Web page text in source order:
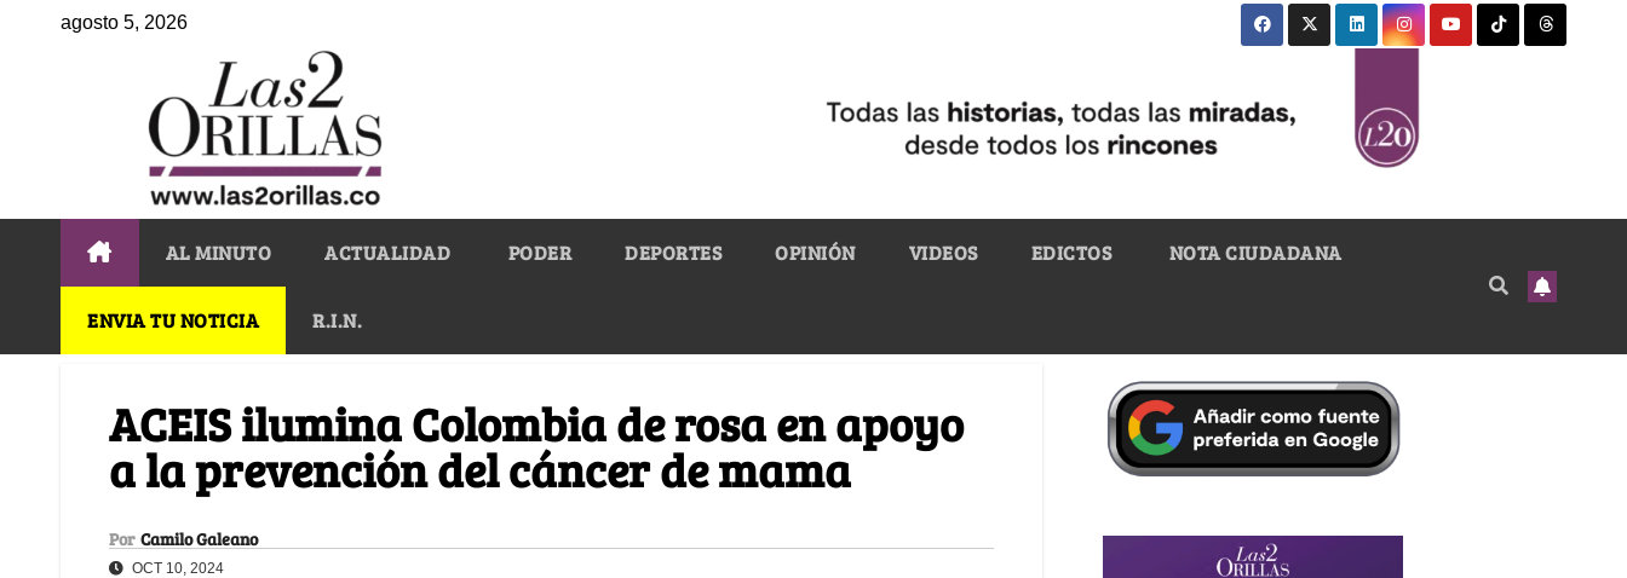
agosto 5, 2026
AL MINUTO ACTUALIDAD PODER DEPORTES OPINIÓN VIDEOS EDICTOS NOTA CIUDADANA
ENVIA TU NOTICIA R.I.N.
ACEIS ilumina Colombia de rosa en apoyo
a la prevención del cáncer de mama
Por Camilo Galeano
OCT 10, 2024